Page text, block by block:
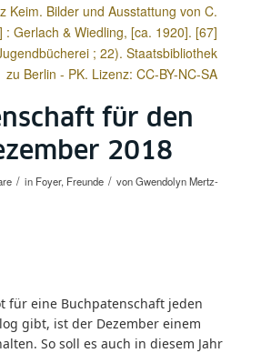
Keim. Bilder und Ausstattung von C.
: Gerlach & Wiedling, [ca. 1920]. [67]
; 22). Staatsbibliothek
zu Berlin - PK. Lizenz: CC-BY-NC-SA
für den
2018
/ in Foyer, Freunde / vonGwendolyn Mertz-
für eine Buchpatenschaft jeden
gibt, ist der Dezember einem
So soll es auch in diesem Jahr